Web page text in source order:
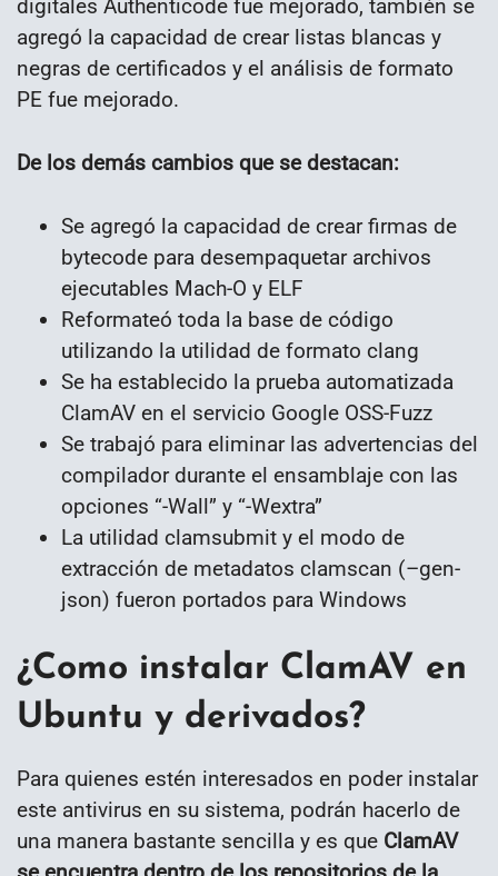
digitales Authenticode fue mejorado, también se
agregó la capacidad de crear listas blancas y
negras de certificados y el análisis de formato
PE fue mejorado.
De los demás cambios que se destacan:
Se agregó la capacidad de crear firmas de
bytecode para desempaquetar archivos
ejecutables Mach-O y ELF
Reformateó toda la base de código
utilizando la utilidad de formato clang
Se ha establecido la prueba automatizada
ClamAV en el servicio Google OSS-Fuzz
Se trabajó para eliminar las advertencias del
compilador durante el ensamblaje con las
opciones “-Wall” y “-Wextra”
La utilidad clamsubmit y el modo de
extracción de metadatos clamscan (–gen-
json) fueron portados para Windows
¿Como instalar ClamAV en
Ubuntu y derivados?
Para quienes estén interesados en poder instalar
este antivirus en su sistema, podrán hacerlo de
una manera bastante sencilla y es que ClamAV